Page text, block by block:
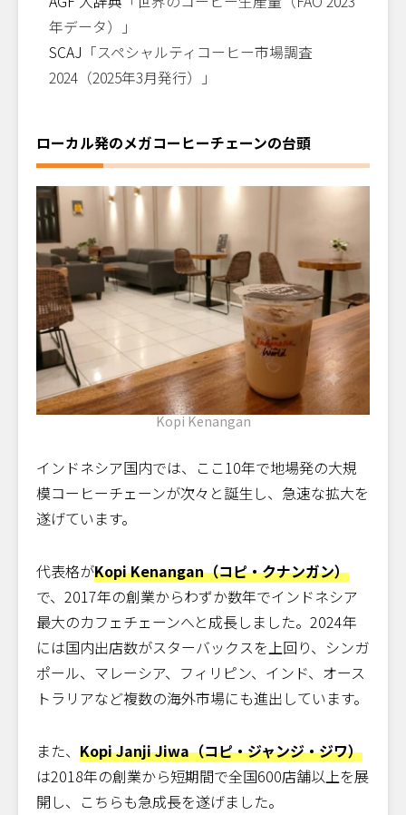
年データ）」
SCAJ 「スペシャルティコーヒー市場調査
2024（2025年3月発行）」
ローカル発のメガコーヒーチェーンの台頭
Kopi Kenangan
インドネシア国内では、ここ10年で地場発の大規
模コーヒーチェーンが次々と誕生し、急速な拡大を
遂げています。
代表格がKopi Kenangan（コピ・クナンガン）
で、2017年の創業からわずか数年でインドネシア
最大のカフェチェーンへと成長しました。2024年
には国内出店数がスターバックスを上回り、シンガ
ポール、マレーシア、フィリピン、インド、オース
トラリアなど複数の海外市場にも進出しています。
また、 Kopi Janji Jiwa（コピ・ジャンジ・ジワ）
は2018年の創業から短期間で全国600店舗以上を展
開し、こちらも急成長を遂げました。